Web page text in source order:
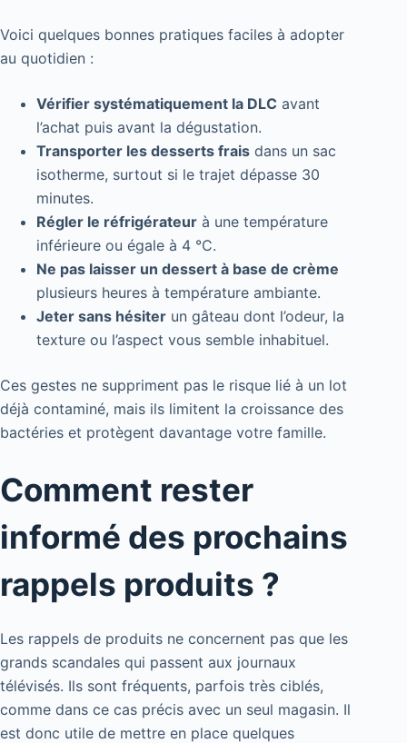
Voici quelques bonnes pratiques faciles à adopter
au quotidien :
Vérifier systématiquement la DLC avant
l’achat puis avant la dégustation.
Transporter les desserts frais dans un sac
isotherme, surtout si le trajet dépasse 30
minutes.
Régler le réfrigérateur à une température
inférieure ou égale à 4 °C.
Ne pas laisser un dessert à base de crème
plusieurs heures à température ambiante.
Jeter sans hésiter un gâteau dont l’odeur, la
texture ou l’aspect vous semble inhabituel.
Ces gestes ne suppriment pas le risque lié à un lot
déjà contaminé, mais ils limitent la croissance des
bactéries et protègent davantage votre famille.
Comment rester
informé des prochains
rappels produits ?
Les rappels de produits ne concernent pas que les
grands scandales qui passent aux journaux
télévisés. Ils sont fréquents, parfois très ciblés,
comme dans ce cas précis avec un seul magasin. Il
est donc utile de mettre en place quelques